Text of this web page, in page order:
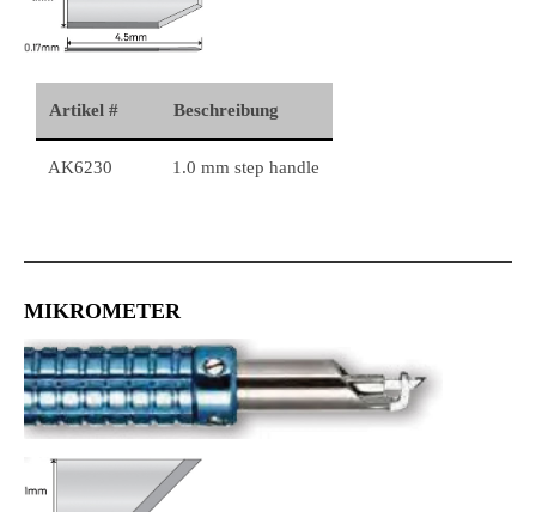
Artikel # Beschreibung
AK6230 1.0 mm step handle
MIKROMETER